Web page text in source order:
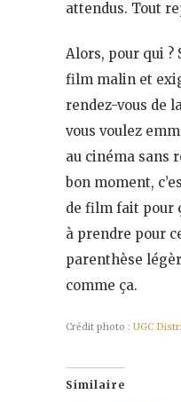
attendus. Tout
Alors, pour qui ?
film malin et
rendez-vous de
vous voulez
au cinéma sans
bon moment,
de film fait pour
à prendre pour
parenthèse
comme ça.
Crédit photo : UGC
Similaire